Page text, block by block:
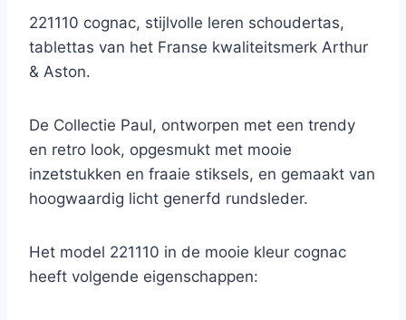
221110 cognac, stijlvolle leren schoudertas,
tablettas van het Franse kwaliteitsmerk Arthur
& Aston.
De Collectie Paul, ontworpen met een trendy
en retro look, opgesmukt met mooie
inzetstukken en fraaie stiksels, en gemaakt van
hoogwaardig licht generfd rundsleder.
Het model 221110 in de mooie kleur cognac
heeft volgende eigenschappen: